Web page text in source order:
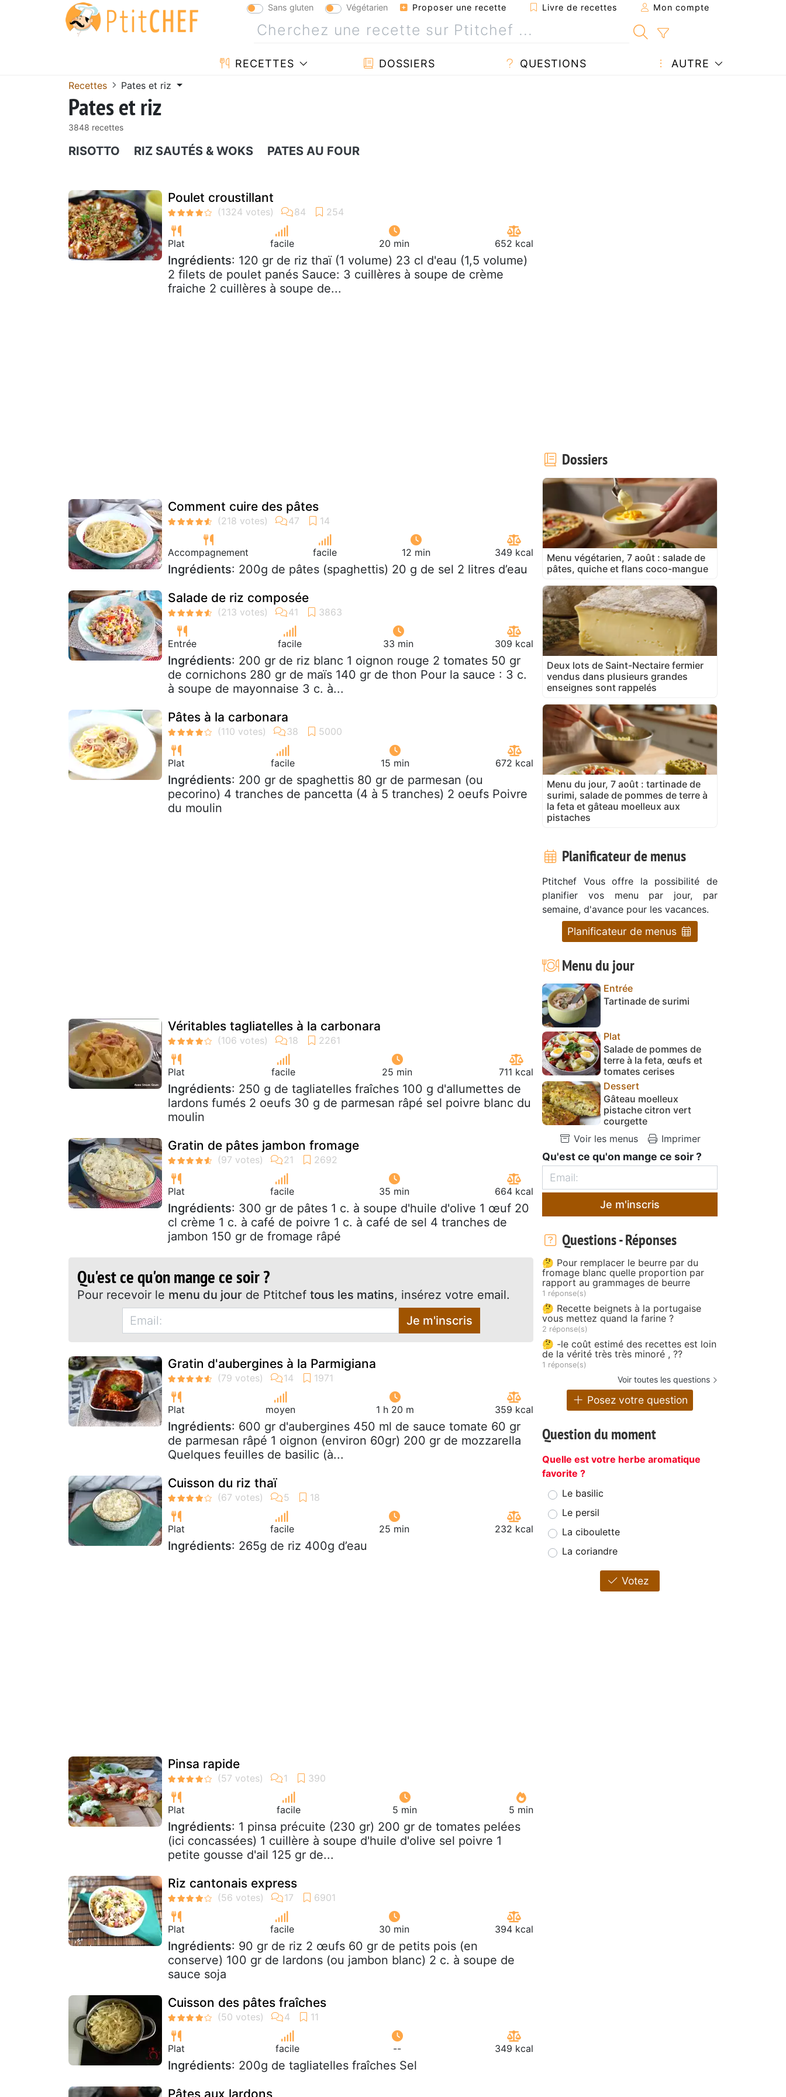
Sans gluten Végétarien Proposer une recette Livre de recettes Mon compte
RECETTES DOSSIERS QUESTIONS AUTRE
Recettes Pates et riz
Pates et riz
3848 recettes
RISOTTO RIZ SAUTÉS & WOKS PATES AU FOUR
Poulet croustillant
Plat facile 20 min 652 kcal
Ingrédients: 120 gr de riz thaï (1 volume) 23 cl d'eau (1,5 volume)
2 filets de poulet panés Sauce: 3 cuillères à soupe de crème
fraiche 2 cuillères à soupe de...
Comment cuire des pâtes
Accompagnement facile 12 min 349 kcal
Ingrédients: 200g de pâtes (spaghettis) 20 g de sel 2 litres d’eau
Salade de riz composée
Entrée facile 33 min 309 kcal
Ingrédients: 200 gr de riz blanc 1 oignon rouge 2 tomates 50 gr
de cornichons 280 gr de maïs 140 gr de thon Pour la sauce : 3 c.
à soupe de mayonnaise 3 c. à...
Pâtes à la carbonara
Plat facile 15 min 672 kcal
Ingrédients: 200 gr de spaghettis 80 gr de parmesan (ou
pecorino) 4 tranches de pancetta (4 à 5 tranches) 2 oeufs Poivre
du moulin
Véritables tagliatelles à la carbonara
Plat facile 25 min 711 kcal
Ingrédients: 250 g de tagliatelles fraîches 100 g d'allumettes de
lardons fumés 2 oeufs 30 g de parmesan râpé sel poivre blanc du
moulin
Gratin de pâtes jambon fromage
Plat facile 35 min 664 kcal
Ingrédients: 300 gr de pâtes 1 c. à soupe d'huile d'olive 1 œuf 20
cl crème 1 c. à café de poivre 1 c. à café de sel 4 tranches de
jambon 150 gr de fromage râpé
Qu'est ce qu'on mange ce soir ?
Pour recevoir le menu du jour de Ptitchef tous les matins, insérez votre email.
Je m'inscris
Gratin d'aubergines à la Parmigiana
Plat moyen 1 h 20 m 359 kcal
Ingrédients: 600 gr d'aubergines 450 ml de sauce tomate 60 gr
de parmesan râpé 1 oignon (environ 60gr) 200 gr de mozzarella
Quelques feuilles de basilic (à...
Cuisson du riz thaï
Plat facile 25 min 232 kcal
Ingrédients: 265g de riz 400g d’eau
Pinsa rapide
Plat facile 5 min 5 min
Ingrédients: 1 pinsa précuite (230 gr) 200 gr de tomates pelées
(ici concassées) 1 cuillère à soupe d'huile d'olive sel poivre 1
petite gousse d'ail 125 gr de...
Riz cantonais express
Plat facile 30 min 394 kcal
Ingrédients: 90 gr de riz 2 œufs 60 gr de petits pois (en
conserve) 100 gr de lardons (ou jambon blanc) 2 c. à soupe de
sauce soja
Cuisson des pâtes fraîches
Plat facile -- 349 kcal
Ingrédients: 200g de tagliatelles fraîches Sel
Pâtes aux lardons
Dossiers
Menu végétarien, 7 août : salade de
pâtes, quiche et flans coco-mangue
Deux lots de Saint-Nectaire fermier
vendus dans plusieurs grandes
enseignes sont rappelés
Menu du jour, 7 août : tartinade de
surimi, salade de pommes de terre à
la feta et gâteau moelleux aux
pistaches
Planificateur de menus
Ptitchef Vous offre la possibilité de
planifier vos menu par jour, par
semaine, d'avance pour les vacances.
Planificateur de menus
Menu du jour
Entrée
Tartinade de surimi
Plat
Salade de pommes de
terre à la feta, œufs et
tomates cerises
Dessert
Gâteau moelleux
pistache citron vert
courgette
Voir les menus
Imprimer
Qu'est ce qu'on mange ce soir ?
Je m'inscris
Questions - Réponses
🤔 Pour remplacer le beurre par du
fromage blanc quelle proportion par
rapport au grammages de beurre
1 réponse(s)
🤔 Recette beignets à la portugaise
vous mettez quand la farine ?
2 réponse(s)
🤔 -le coût estimé des recettes est loin
de la vérité très très minoré , ??
1 réponse(s)
Voir toutes les questions
Posez votre question
Question du moment
Quelle est votre herbe aromatique
favorite ?
Le basilic
Le persil
La ciboulette
La coriandre
Votez